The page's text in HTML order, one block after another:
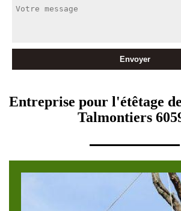
Entreprise pour l'étêtage
Talmontiers